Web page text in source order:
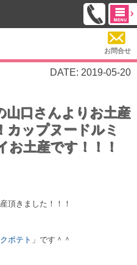
お問合せ
DATE: 2019-05-20
山口さんよりお土産
カップヌードルミ
お土産です！！！
頂きました！！！
ポテト 」です＾＾